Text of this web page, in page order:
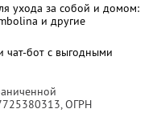
ухода за собой и домом:
и другие
чат-бот с выгодными
, ОГРН